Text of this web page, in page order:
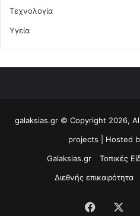
Τεχνολογία
Υγεία
galaksias.gr © Copyright 2026,
projects | Hosted
Galaksias.gr
Τοπικές
Διεθνής επικαιρότητα